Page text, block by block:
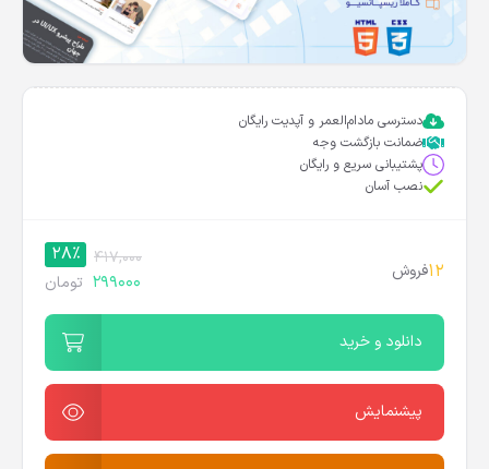
دسترسی مادام‌العمر و آپدیت رایگان
ضمانت بازگشت وجه
پشتیبانی سریع و رایگان
نصب آسان
12فروش
417,000
28%
299000 تومان
دانلود و خرید
پیشنمایش